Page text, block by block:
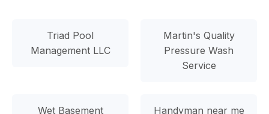
Triad Pool
Management LLC
Martin's Quality
Pressure Wash
Service
Wet Basement Handyman near me